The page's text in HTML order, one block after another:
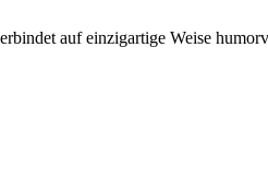
auf einzigartige Weise